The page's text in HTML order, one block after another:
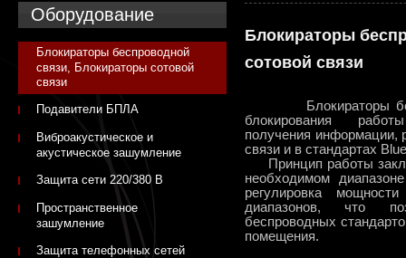
Блокираторы
сотовой связи
Блокираторы
блокирования
получения информации,
связи и в стандартах
Принцип работы
необходимом
регулировка
диапазонов, что
беспроводных
помещения.
Оборудование
Блокираторы беспроводной
связи, Блокираторы сотовой
связи
Подавители БПЛА
Виброакустическое и
акустическое зашумление
Защита сети 220/380 В
Пространственное
зашумление
Защита телефонных сетей